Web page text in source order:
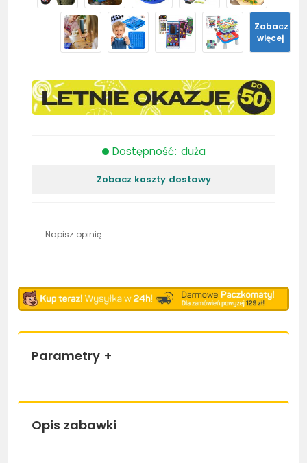
Zobacz
więcej
Dostępność: duża
Zobacz koszty dostawy
Napisz opinię
Parametry +
Opis zabawki